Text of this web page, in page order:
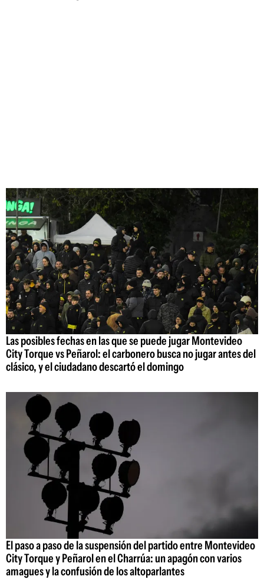
Las posibles fechas en las que se puede jugar Montevideo
City Torque vs Peñarol: el carbonero busca no jugar antes del
clásico, y el ciudadano descartó el domingo
El paso a paso de la suspensión del partido entre Montevideo
City Torque y Peñarol en el Charrúa: un apagón con varios
amagues y la confusión de los altoparlantes